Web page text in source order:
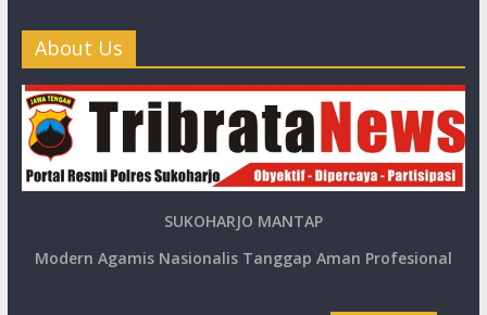
About Us
SUKOHARJO MANTAP
Modern Agamis Nasionalis Tanggap Aman Profesional